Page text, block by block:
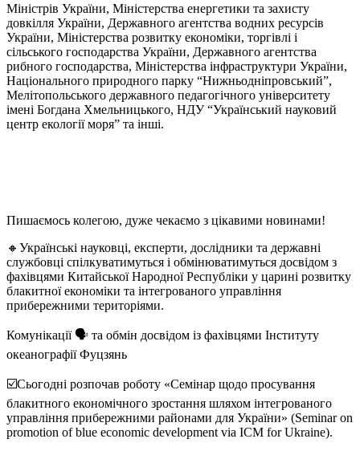
Міністрів України, Міністерства енергетики та захисту
довкілля України, Державного агентства водних ресурсів
України, Міністерства розвитку економіки, торгівлі і
сільського господарства України, Державного агентства
рибного господарства, Міністерства інфраструктури України,
Національного природного парку “Нижньодніпровський”,
Мелітопольського державного педагогічного університету
імені Богдана Хмельницького, НДУ “Український науковий
центр екології моря” та інші.
Пишаємось колегою, дуже чекаємо з цікавими новинами!
🔸Українські науковці, експерти, дослідники та державні
службовці спілкуватимуться і обмінюватимуться досвідом з
фахівцями Китайської Народної Республіки у царині розвитку
блакитної економіки та інтегрованого управління
прибережними територіями.
Комунікації 🗣 та обмін досвідом із фахівцями Інституту
океанографії Фуцзянь
☑️Сьогодні розпочав роботу «Семінар щодо просування
блакитного економічного зростання шляхом інтегрованого
управління прибережними районами для України» (Seminar on
promotion of blue economic development via ICM for Ukraine).